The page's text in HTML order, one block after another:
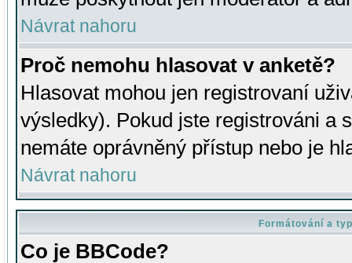
Návrat nahoru
Proč nemohu hlasovat v anketě?
Hlasovat mohou jen registrovaní
výsledky). Pokud jste registrováni a
nemáte oprávněný přístup nebo je
Návrat nahoru
Formátování a
Co je BBCode?